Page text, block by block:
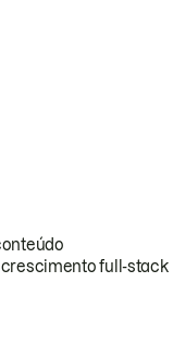
crescimento full-stack